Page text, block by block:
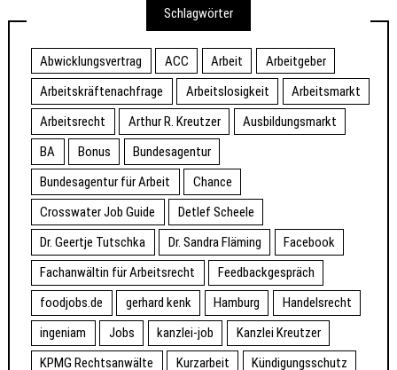
Schlagwörter
Abwicklungsvertrag ACC Arbeit
Arbeitgeber
Arbeitskräftenachfrage
Arbeitslosigkeit
Arbeitsmarkt
Arbeitsrecht
Arthur R. Kreutzer
Ausbildungsmarkt
BA
Bonus
Bundesagentur
Bundesagentur für Arbeit
Chance
Crosswater Job Guide
Detlef Scheele
Dr. Geertje Tutschka
Dr. Sandra Fläming
Facebook
Fachanwältin für Arbeitsrecht
Feedbackgespräch
foodjobs.de
gerhard kenk Hamburg
Handelsrecht
ingeniam
Jobs kanzlei-job
Kanzlei Kreutzer
KPMG Rechtsanwälte
Kurzarbeit
Kündigungsschutz